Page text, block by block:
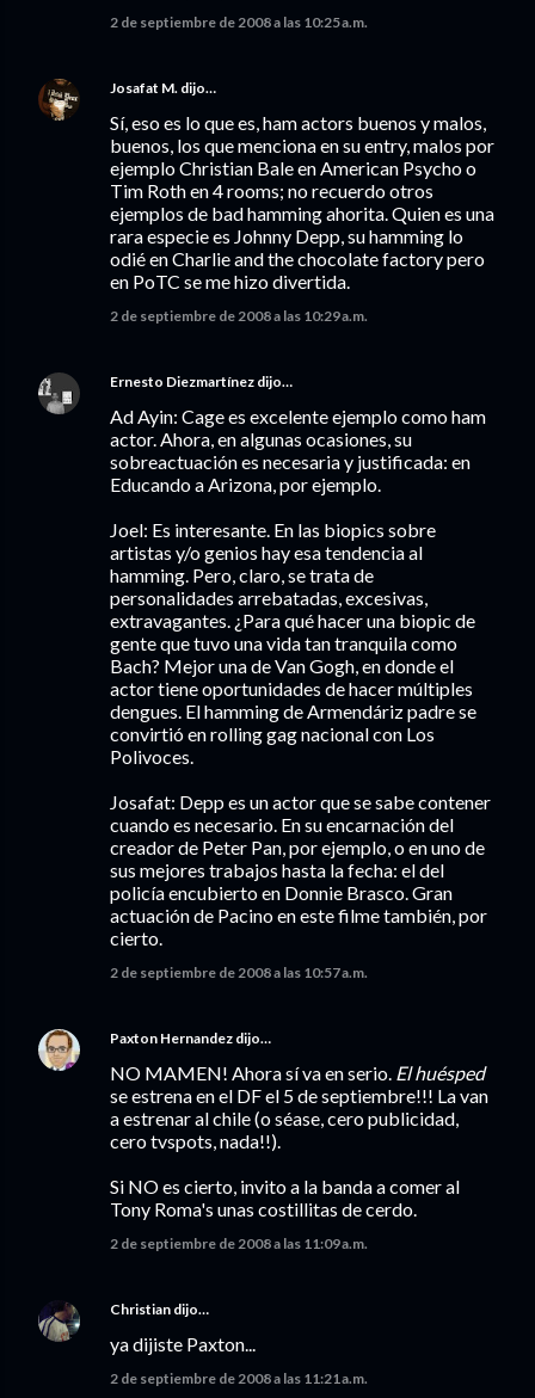
2 de septiembre de 2008 a las 10:25 a.m.
Josafat M. dijo…
Sí, eso es lo que es, ham actors buenos y malos,
buenos, los que menciona en su entry, malos por
ejemplo Christian Bale en American Psycho o
Tim Roth en 4 rooms; no recuerdo otros
ejemplos de bad hamming ahorita. Quien es una
rara especie es Johnny Depp, su hamming lo
odié en Charlie and the chocolate factory pero
en PoTC se me hizo divertida.
2 de septiembre de 2008 a las 10:29 a.m.
Ernesto Diezmartínez dijo…
Ad Ayin: Cage es excelente ejemplo como ham
actor. Ahora, en algunas ocasiones, su
sobreactuación es necesaria y justificada: en
Educando a Arizona, por ejemplo.
Joel: Es interesante. En las biopics sobre
artistas y/o genios hay esa tendencia al
hamming. Pero, claro, se trata de
personalidades arrebatadas, excesivas,
extravagantes. ¿Para qué hacer una biopic de
gente que tuvo una vida tan tranquila como
Bach? Mejor una de Van Gogh, en donde el
actor tiene oportunidades de hacer múltiples
dengues. El hamming de Armendáriz padre se
convirtió en rolling gag nacional con Los
Polivoces.
Josafat: Depp es un actor que se sabe contener
cuando es necesario. En su encarnación del
creador de Peter Pan, por ejemplo, o en uno de
sus mejores trabajos hasta la fecha: el del
policía encubierto en Donnie Brasco. Gran
actuación de Pacino en este filme también, por
cierto.
2 de septiembre de 2008 a las 10:57 a.m.
Paxton Hernandez dijo…
NO MAMEN! Ahora sí va en serio. El huésped
se estrena en el DF el 5 de septiembre!!! La van
a estrenar al chile (o séase, cero publicidad,
cero tvspots, nada!!).
Si NO es cierto, invito a la banda a comer al
Tony Roma's unas costillitas de cerdo.
2 de septiembre de 2008 a las 11:09 a.m.
Christian dijo…
ya dijiste Paxton...
2 de septiembre de 2008 a las 11:21 a.m.